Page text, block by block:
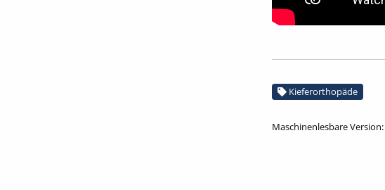
Kieferorthopäde
Maschinenlesbare Version: